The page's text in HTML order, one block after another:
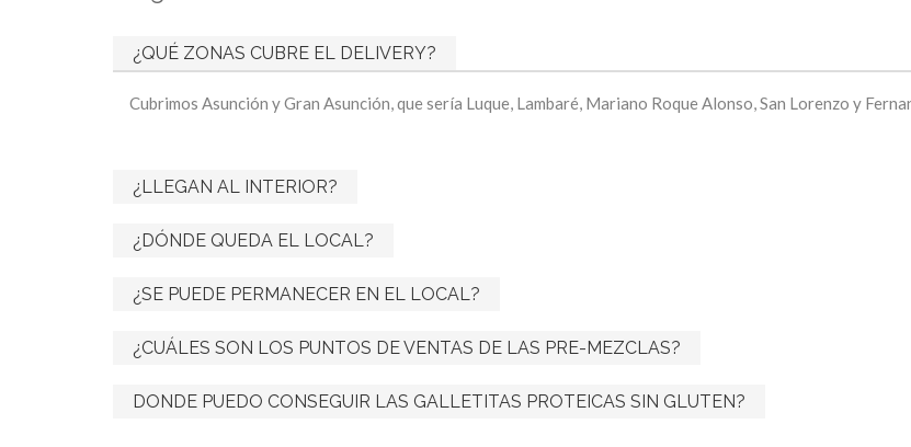
¿QUÉ ZONAS CUBRE EL DELIVERY?
Cubrimos Asunción y Gran Asunción, que sería Luque, Lambaré, Mariano Roque Alonso, San Lorenzo y
¿LLEGAN AL INTERIOR?
¿DÓNDE QUEDA EL LOCAL?
¿SE PUEDE PERMANECER EN EL LOCAL?
¿CUÁLES SON LOS PUNTOS DE VENTAS DE LAS PRE-MEZCLAS?
DONDE PUEDO CONSEGUIR LAS GALLETITAS PROTEICAS SIN GLUTEN?